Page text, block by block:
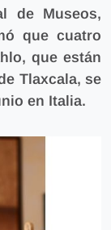
de Museos,
que cuatro
que están
Tlaxcala, se
en Italia.